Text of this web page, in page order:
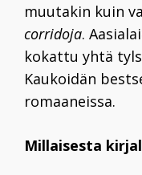
muutakin kuin
corridoja.
kokattu yhtä
Kaukoidän
romaaneissa.
Millaisesta